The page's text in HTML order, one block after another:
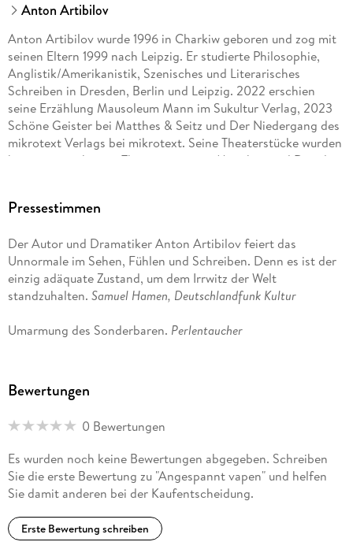
Anton Artibilov
Anton Artibilov wurde 1996 in Charkiw geboren und zog mit
seinen Eltern 1999 nach Leipzig. Er studierte Philosophie,
Anglistik/Amerikanistik, Szenisches und Literarisches
Schreiben in Dresden, Berlin und Leipzig. 2022 erschien
seine Erzählung Mausoleum Mann im Sukultur Verlag, 2023
Schöne Geister bei Matthes & Seitz und Der Niedergang des
mikrotext Verlags bei mikrotext. Seine Theaterstücke wurden
bereits an mehreren Theatern etwa in München und Dresden
nominiert. Angespannt vapen (mikrotext, 2024) ist sein
bei seinen Freunden oder Verwandten auf dem Sofa.
Pressestimmen
Der Autor und Dramatiker Anton Artibilov feiert das
Unnormale im Sehen, Fühlen und Schreiben. Denn es ist der
einzig adäquate Zustand, um dem Irrwitz der Welt
standzuhalten. Samuel Hamen, Deutschlandfunk Kultur
Umarmung des Sonderbaren. Perlentaucher
Bewertungen
0 Bewertungen
Es wurden noch keine Bewertungen abgegeben. Schreiben
Sie die erste Bewertung zu "Angespannt vapen" und helfen
Sie damit anderen bei der Kaufentscheidung.
Erste Bewertung schreiben